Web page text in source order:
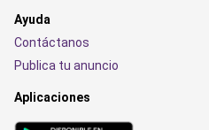
Ayuda
Contáctanos
Publica tu anuncio
Aplicaciones